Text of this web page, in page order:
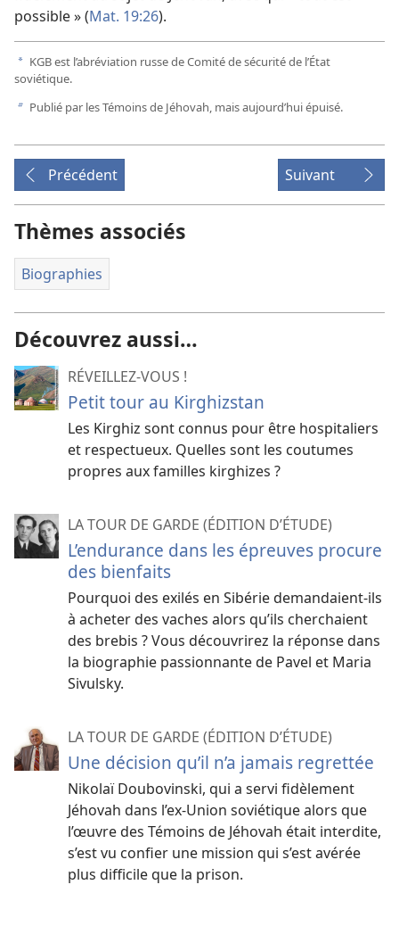
possible » (Mat. 19:26).
a KGB est l’abréviation russe de Comité de sécurité de l’État
soviétique.
b Publié par les Témoins de Jéhovah, mais aujourd’hui épuisé.
Précédent Suivant
Thèmes associés
Biographies
Découvrez aussi…
RÉVEILLEZ-VOUS !
Petit tour au Kirghizstan
Les Kirghiz sont connus pour être hospitaliers
et respectueux. Quelles sont les coutumes
propres aux familles kirghizes ?
LA TOUR DE GARDE (ÉDITION D’ÉTUDE)
L’endurance dans les épreuves procure
des bienfaits
Pourquoi des exilés en Sibérie demandaient-​ils
à acheter des vaches alors qu’ils cherchaient
des brebis ? Vous découvrirez la réponse dans
la biographie passionnante de Pavel et Maria
Sivulsky.
LA TOUR DE GARDE (ÉDITION D’ÉTUDE)
Une décision qu’il n’a jamais regrettée
Nikolaï Doubovinski, qui a servi fidèlement
Jéhovah dans l’ex-Union soviétique alors que
l’œuvre des Témoins de Jéhovah était interdite,
s’est vu confier une mission qui s’est avérée
plus difficile que la prison.